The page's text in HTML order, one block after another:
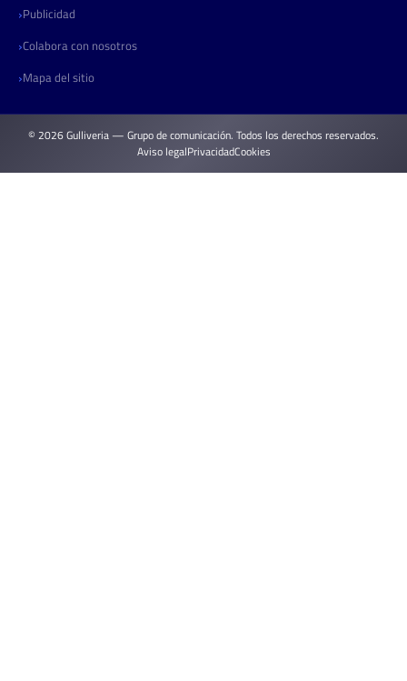
Publicidad
Colabora con nosotros
Mapa del sitio
© 2026 Gulliveria — Grupo de comunicación. Todos los derechos reservados.
Aviso legalPrivacidadCookies